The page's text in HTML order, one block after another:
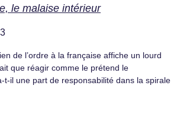
le malaise intérieur
de l’ordre à la française affiche un lourd
que réagir comme le prétend le
il une part de responsabilité dans la spirale